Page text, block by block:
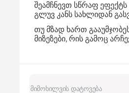
შეამჩნევთ სწრაფ
გლუვ კანს სახლიდან
თუ მზად ხართ
მიზეზები, რის გამოც